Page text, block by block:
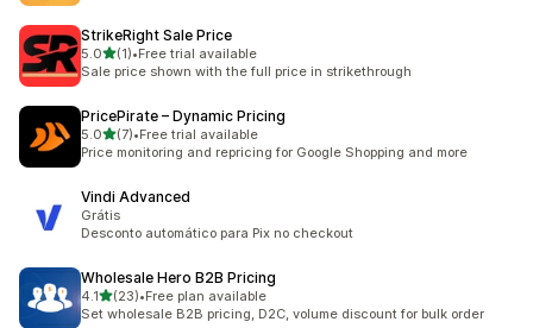
StrikeRight Sale Price
5.05つ星中
(1)
合計レビュー数：1件
•Free trial available
Sale price shown with the full price in strikethrough
PricePirate – Dynamic Pricing
5.05つ星中
(7)
合計レビュー数：7件
•Free trial available
Price monitoring and repricing for Google Shopping and more
Vindi Advanced
Grátis
Desconto automático para Pix no checkout
Wholesale Hero B2B Pricing
4.15つ星中
(23)
合計レビュー数：23件
•Free plan available
Set wholesale B2B pricing, D2C, volume discount for bulk order